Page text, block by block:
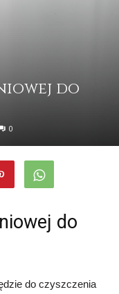
do
0
do
do czyszczenia